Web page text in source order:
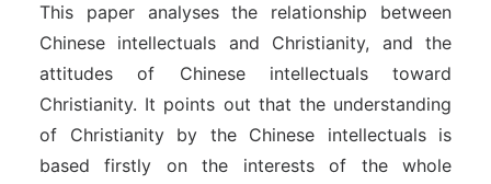
This paper analyses the relationship between
Chinese intellectuals and Christianity, and the
attitudes of Chinese intellectuals toward
Christianity. It points out that the understanding
of Christianity by the Chinese intellectuals is
based firstly on the interests of the whole